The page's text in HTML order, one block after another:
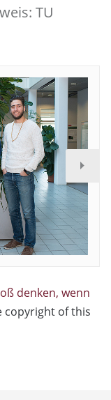
TU
denken, wenn
copyright of this